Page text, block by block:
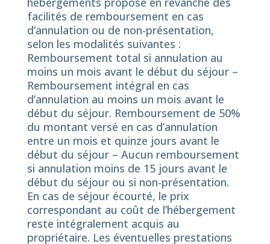
facilités de remboursement en cas
d’annulation ou de non-présentation,
selon les modalités suivantes :
Remboursement total si annulation au
moins un mois avant le début du séjour –
Remboursement intégral en cas
d’annulation au moins un mois avant le
début du séjour. Remboursement de 50%
du montant versé en cas d’annulation
entre un mois et quinze jours avant le
début du séjour – Aucun remboursement
si annulation moins de 15 jours avant le
début du séjour ou si non-présentation.
En cas de séjour écourté, le prix
correspondant au coût de l’hébergement
reste intégralement acquis au
propriétaire. Les éventuelles prestations